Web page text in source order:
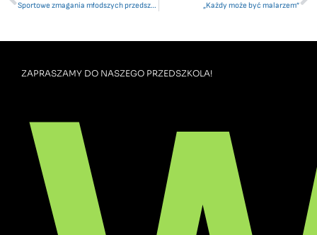
Sportowe zmagania młodszych przedszkolaków „Każdy może być malarzem”
ZAPRASZAMY DO NASZEGO PRZEDSZKOLA!